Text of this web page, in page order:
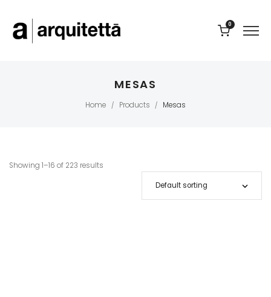
0
MESAS
Home / Products / Mesas
Showing 1–16 of 223 results